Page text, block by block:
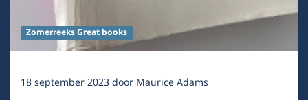
Zomerreeks Great books
18 september 2023door Maurice Adams